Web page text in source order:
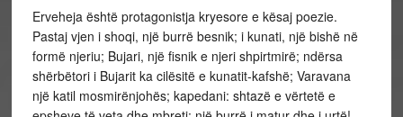
Erveheja është protagonistja kryesore e kësaj poezie.
Pastaj vjen i shoqi, një burrë besnik; i kunati, një bishë në
formë njeriu; Bujari, një fisnik e njeri shpirtmirë; ndërsa
shërbëtori i Bujarit ka cilësitë e kunatit-kafshë; Varavana
një katil mosmirënjohës; kapedani: shtazë e vërtetë e